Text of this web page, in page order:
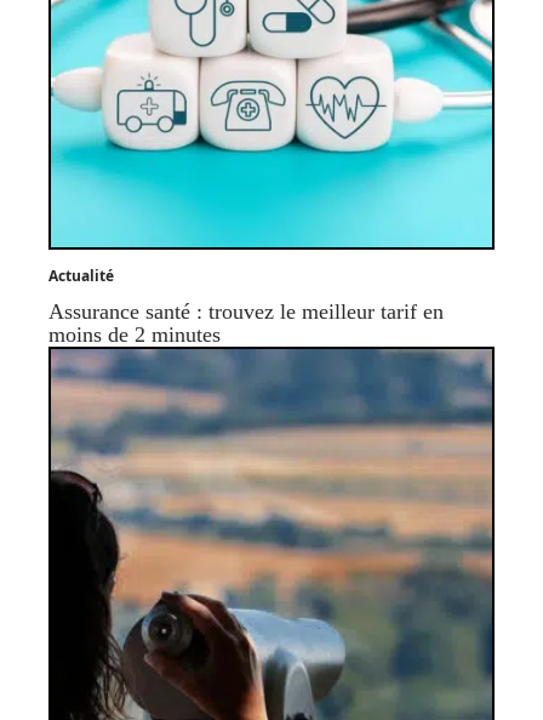
Actualité
Assurance santé : trouvez le meilleur tarif en
moins de 2 minutes